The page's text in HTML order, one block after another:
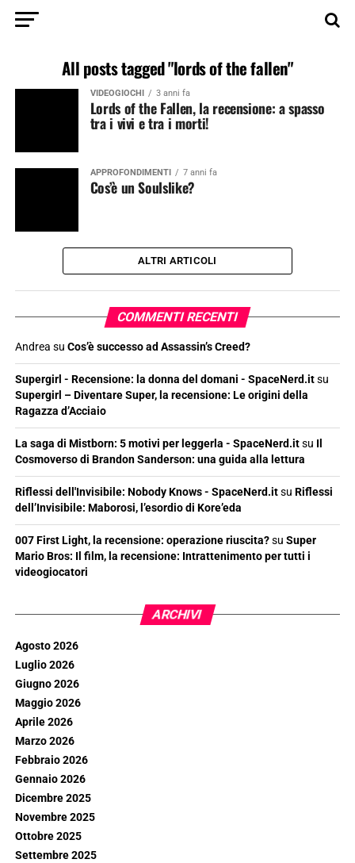
All posts tagged "lords of the fallen"
VIDEOGIOCHI 3 anni fa
Lords of the Fallen, la recensione: a spasso
tra i vivi e tra i morti!
APPROFONDIMENTI 7 anni fa
Cos’è un Soulslike?
ALTRI ARTICOLI
COMMENTI RECENTI
Andrea su Cos’è successo ad Assassin’s Creed?
Supergirl - Recensione: la donna del domani - SpaceNerd.itsu
Supergirl – Diventare Super, la recensione: Le origini della
Ragazza d’Acciaio
La saga di Mistborn: 5 motivi per leggerla - SpaceNerd.itsu Il
Cosmoverso di Brandon Sanderson: una guida alla lettura
Riflessi dell'Invisibile: Nobody Knows - SpaceNerd.itsu Riflessi
dell’Invisibile: Maborosi, l’esordio di Kore’eda
007 First Light, la recensione: operazione riuscita?su Super
Mario Bros: Il film, la recensione: Intrattenimento per tutti i
videogiocatori
ARCHIVI
Agosto 2026
Luglio 2026
Giugno 2026
Maggio 2026
Aprile 2026
Marzo 2026
Febbraio 2026
Gennaio 2026
Dicembre 2025
Novembre 2025
Ottobre 2025
Settembre 2025